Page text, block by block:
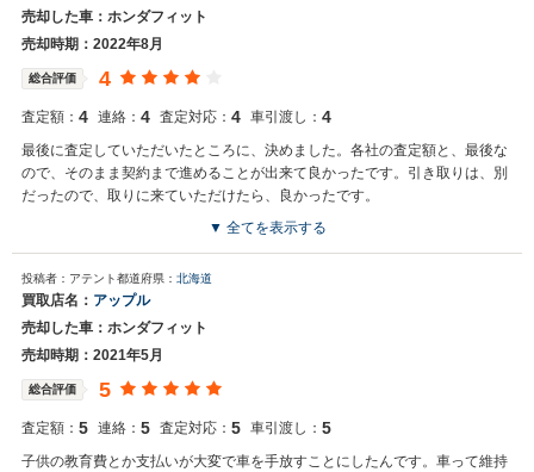
売却した車：ホンダフィット
売却時期：2022年8月
総合評価 4
査定額： 4 連絡： 4 査定対応： 4 車引渡し： 4
最後に査定していただいたところに、決めました。各社の査定額と、最後な
ので、そのまま契約まで進めることが出来て良かったです。引き取りは、別
だったので、取りに来ていただけたら、良かったです。
買取店からの返信
お世話になっております。 株式会社ネクステージでございます。 この
度はネクステージをご利用いただきまして誠にありがとうございまし
た。 弊社ではフィットのようなコンパクトカーの専門店を展開してい
る関係もあり、大変得意な車種となっております。コンパクトカーの
め、また機会がございましたら是非お力添えできれば幸いでございま
す。 今後とも宜しくお願い申し上げます。
▼ 全てを表示する
投稿者：アテント都道府県： 北海道
買取店名： アップル
売却した車：ホンダフィット
売却時期：2021年5月
総合評価 5
査定額： 5 連絡： 5 査定対応： 5 車引渡し： 5
子供の教育費とか支払いが大変で車を手放すことにしたんです。車って維持